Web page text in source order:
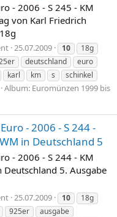
- 2006 - S 245 - KM
von Karl Friedrich
25.07.2009 10
18g
deutschland
euro
karl km s
schinkel
Album: Euromünzen 1999 bis
- 2006 - S 244 -
in Deutschland 5
- 2006 - S 244 - KM
5. Ausgabe
25.07.2009 10
18g
925er
ausgabe